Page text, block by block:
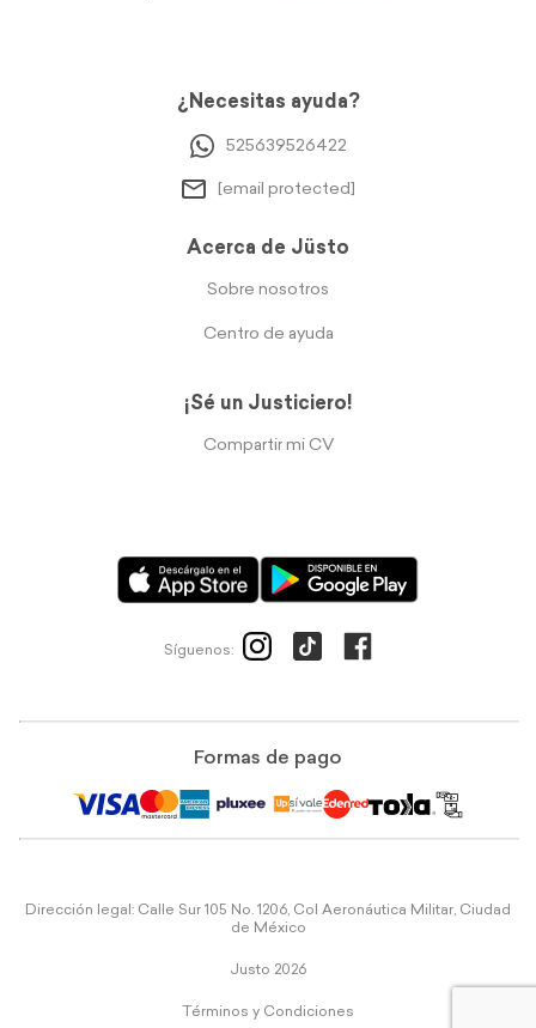
¿Necesitas ayuda?
525639526422
[email protected]
Acerca de Jüsto
Sobre nosotros
Centro de ayuda
¡Sé un Justiciero!
Compartir mi CV
Síguenos:
Formas de pago
Dirección legal: Calle Sur 105 No. 1206, Col Aeronáutica Militar, Ciudad
de México
Justo 2026
Términos y Condiciones